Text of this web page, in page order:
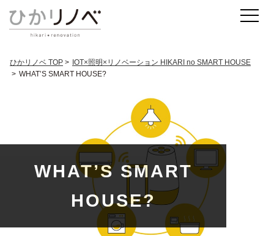
ひかリノベ TOP
IOT×照明×リノベーション HIKARI no SMART HOUSE
WHAT’S SMART HOUSE?
WHAT’S SMART
HOUSE?